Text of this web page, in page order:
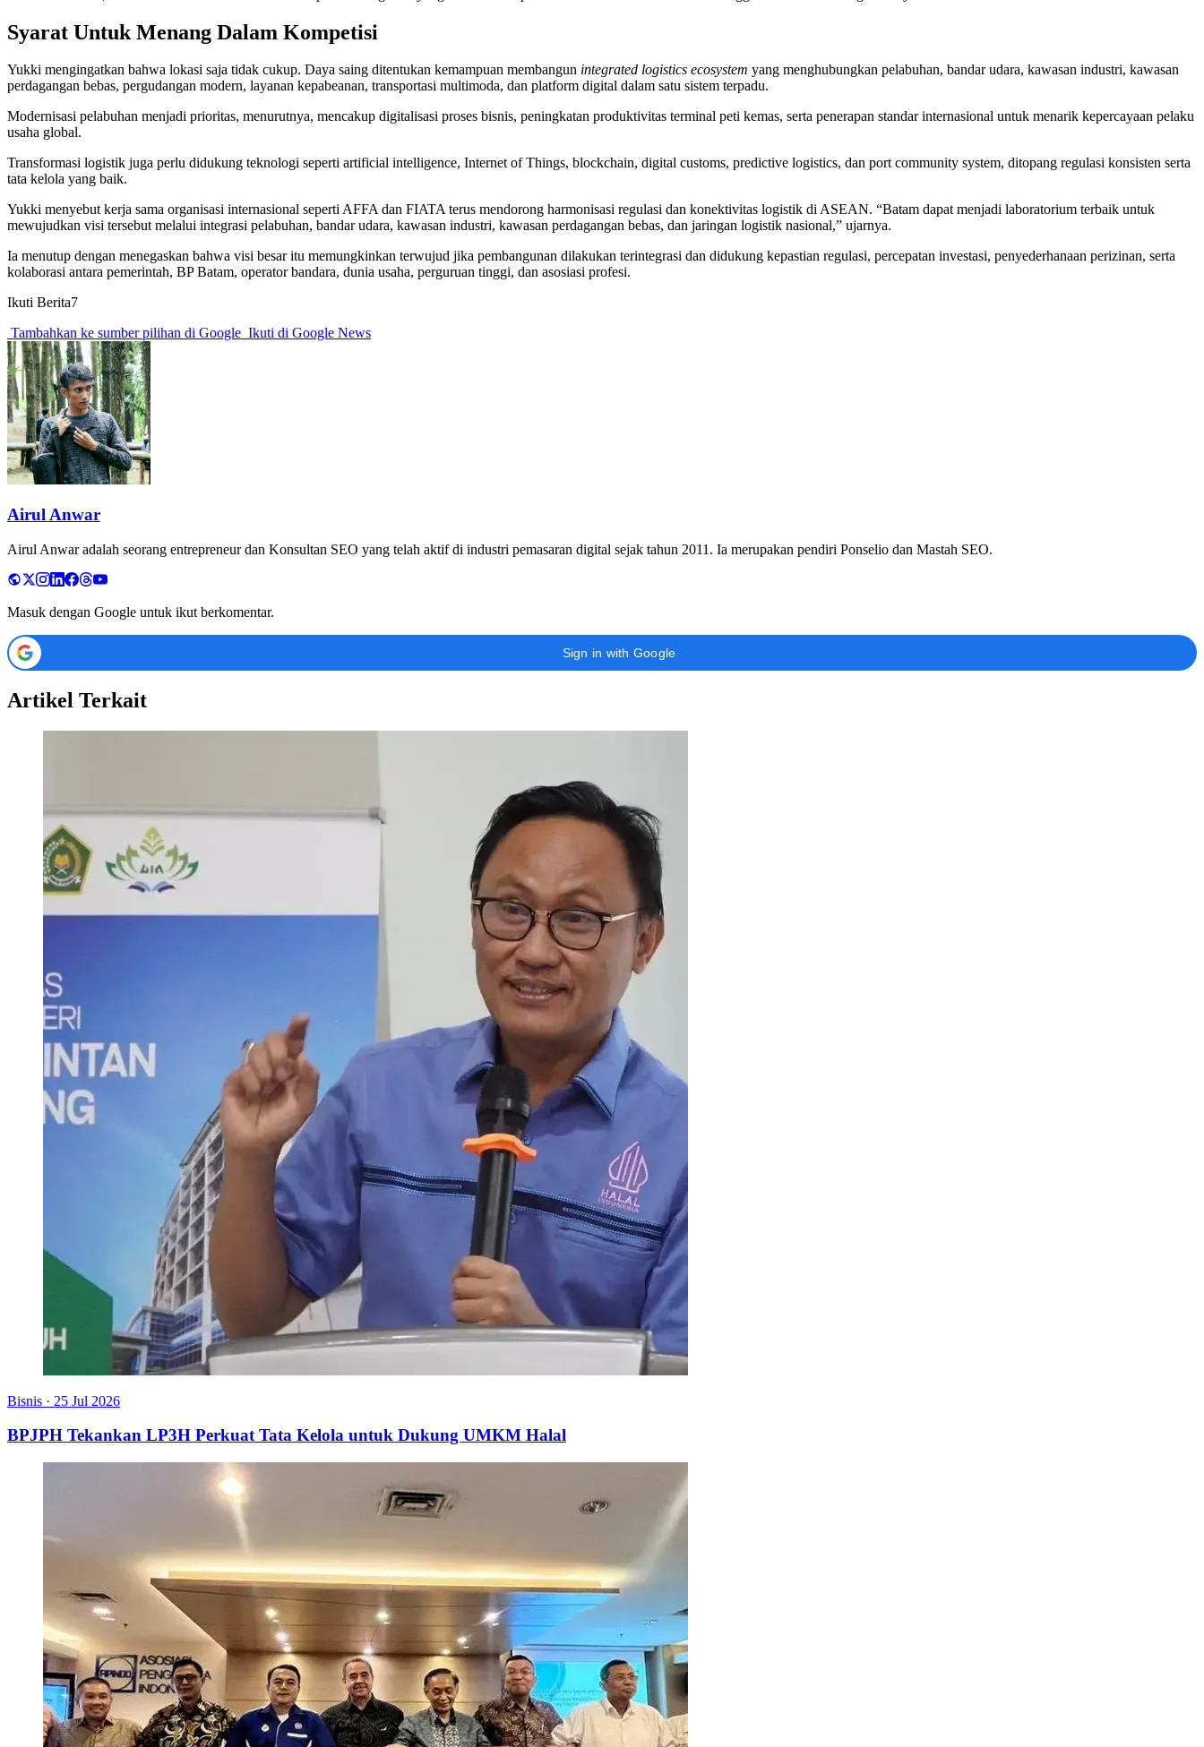
Syarat Untuk Menang Dalam Kompetisi
Yukki mengingatkan bahwa lokasi saja tidak cukup. Daya saing ditentukan kemampuan membangun integrated logistics ecosystem yang menghubungkan pelabuhan, bandar udara, kawasan industri, kawasan
perdagangan bebas, pergudangan modern, layanan kepabeanan, transportasi multimoda, dan platform digital dalam satu sistem terpadu.
Modernisasi pelabuhan menjadi prioritas, menurutnya, mencakup digitalisasi proses bisnis, peningkatan produktivitas terminal peti kemas, serta penerapan standar internasional untuk menarik kepercayaan pelaku
usaha global.
Transformasi logistik juga perlu didukung teknologi seperti artificial intelligence, Internet of Things, blockchain, digital customs, predictive logistics, dan port community system, ditopang regulasi konsisten serta
tata kelola yang baik.
Yukki menyebut kerja sama organisasi internasional seperti AFFA dan FIATA terus mendorong harmonisasi regulasi dan konektivitas logistik di ASEAN. “Batam dapat menjadi laboratorium terbaik untuk
mewujudkan visi tersebut melalui integrasi pelabuhan, bandar udara, kawasan industri, kawasan perdagangan bebas, dan jaringan logistik nasional,” ujarnya.
Ia menutup dengan menegaskan bahwa visi besar itu memungkinkan terwujud jika pembangunan dilakukan terintegrasi dan didukung kepastian regulasi, percepatan investasi, penyederhanaan perizinan, serta
kolaborasi antara pemerintah, BP Batam, operator bandara, dunia usaha, perguruan tinggi, dan asosiasi profesi.
Ikuti Berita7
Tambahkan ke sumber pilihan di Google Ikuti di Google News
Airul Anwar
Airul Anwar adalah seorang entrepreneur dan Konsultan SEO yang telah aktif di industri pemasaran digital sejak tahun 2011. Ia merupakan pendiri Ponselio dan Mastah SEO.
Masuk dengan Google untuk ikut berkomentar.
Sign in with Google
Artikel Terkait
Bisnis · 25 Jul 2026
BPJPH Tekankan LP3H Perkuat Tata Kelola untuk Dukung UMKM Halal